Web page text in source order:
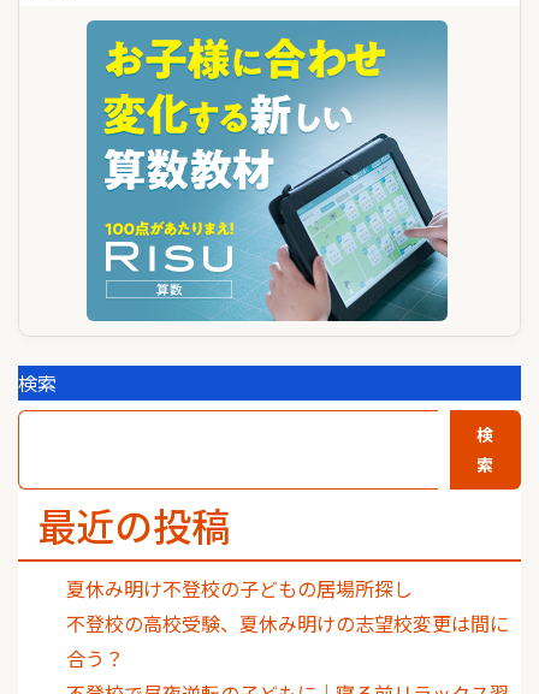
検索
検
索
最近の投稿
夏休み明け不登校の子どもの居場所探し
不登校の高校受験、夏休み明けの志望校変更は間に
合う？